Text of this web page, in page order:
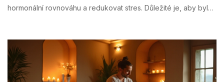
hormonální rovnováhu a redukovat stres. Důležité je, aby byla
varlat prospívá nejen tělu, ale i mysli.